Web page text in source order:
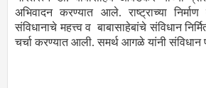
अभिवादन करण्यात आले. राष्ट्राच्या निर्माण
संविधानाचे महत्त्व व बाबासाहेबांचे संविधान
चर्चा करण्यात आली. समर्थ आगळे यांनी संविधान